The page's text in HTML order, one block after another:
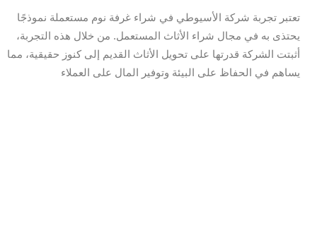
تعتبر تجربة شركة الأسيوطي في شراء غرفة نوم مستعملة نموذجًا
يحتذى به في مجال شراء الأثاث المستعمل. من خلال هذه التجربة،
أثبتت الشركة قدرتها على تحويل الأثاث القديم إلى كنوز حقيقية، مما
يساهم في الحفاظ على البيئة وتوفير المال على العملاء